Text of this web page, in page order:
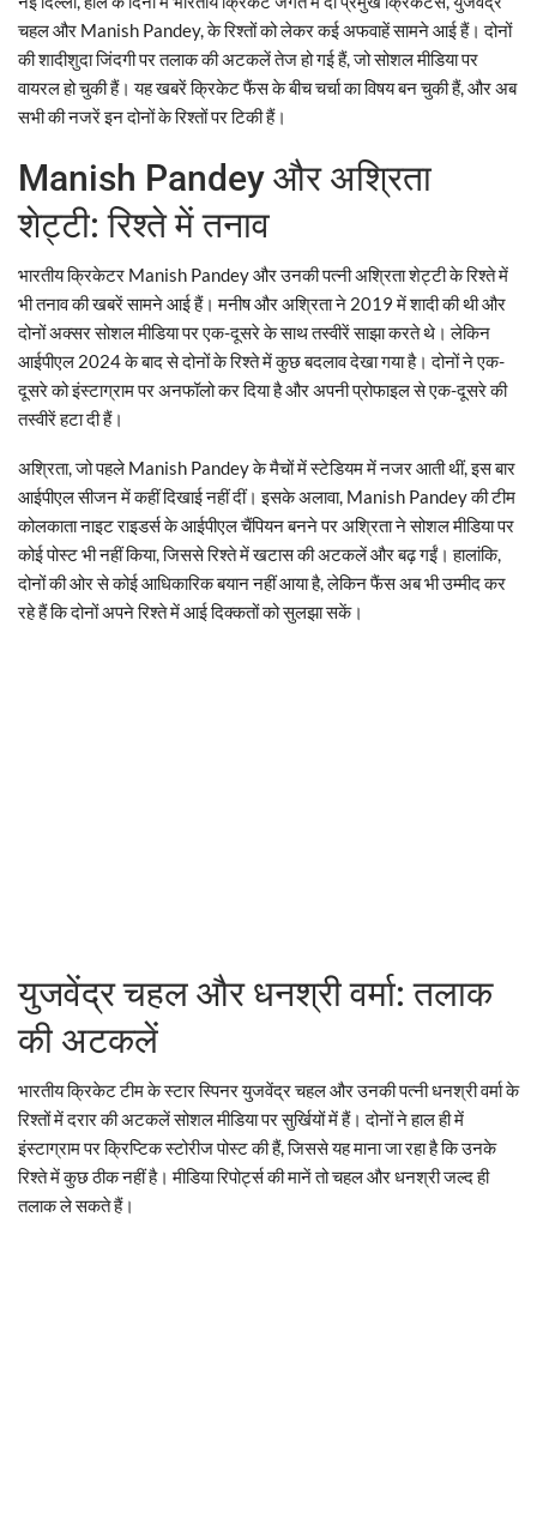
चहल और Manish Pandey, के रिश्तों को लेकर कई अफवाहें सामने आई हैं। दोनों
की शादीशुदा जिंदगी पर तलाक की अटकलें तेज हो गई हैं, जो सोशल मीडिया पर
वायरल हो चुकी हैं। यह खबरें क्रिकेट फैंस के बीच चर्चा का विषय बन चुकी हैं, और अब
सभी की नजरें इन दोनों के रिश्तों पर टिकी हैं।
Manish Pandey और अश्रिता
शेट्टी: रिश्ते में तनाव
भारतीय क्रिकेटर Manish Pandey और उनकी पत्नी अश्रिता शेट्टी के रिश्ते में
भी तनाव की खबरें सामने आई हैं। मनीष और अश्रिता ने 2019 में शादी की थी और
दोनों अक्सर सोशल मीडिया पर एक-दूसरे के साथ तस्वीरें साझा करते थे। लेकिन
आईपीएल 2024 के बाद से दोनों के रिश्ते में कुछ बदलाव देखा गया है। दोनों ने एक-
दूसरे को इंस्टाग्राम पर अनफॉलो कर दिया है और अपनी प्रोफाइल से एक-दूसरे की
तस्वीरें हटा दी हैं।
अश्रिता, जो पहले Manish Pandey के मैचों में स्टेडियम में नजर आती थीं, इस बार
आईपीएल सीजन में कहीं दिखाई नहीं दीं। इसके अलावा, Manish Pandey की टीम
कोलकाता नाइट राइडर्स के आईपीएल चैंपियन बनने पर अश्रिता ने सोशल मीडिया पर
कोई पोस्ट भी नहीं किया, जिससे रिश्ते में खटास की अटकलें और बढ़ गईं। हालांकि,
दोनों की ओर से कोई आधिकारिक बयान नहीं आया है, लेकिन फैंस अब भी उम्मीद कर
रहे हैं कि दोनों अपने रिश्ते में आई दिक्कतों को सुलझा सकें।
युजवेंद्र चहल और धनश्री वर्मा: तलाक
की अटकलें
भारतीय क्रिकेट टीम के स्टार स्पिनर युजवेंद्र चहल और उनकी पत्नी धनश्री वर्मा के
रिश्तों में दरार की अटकलें सोशल मीडिया पर सुर्खियों में हैं। दोनों ने हाल ही में
इंस्टाग्राम पर क्रिप्टिक स्टोरीज पोस्ट की हैं, जिससे यह माना जा रहा है कि उनके
रिश्ते में कुछ ठीक नहीं है। मीडिया रिपोर्ट्स की मानें तो चहल और धनश्री जल्द ही
तलाक ले सकते हैं।